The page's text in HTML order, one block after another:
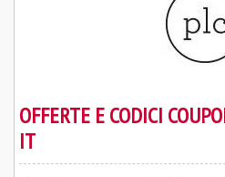
OFFERTE E CODICI
IT